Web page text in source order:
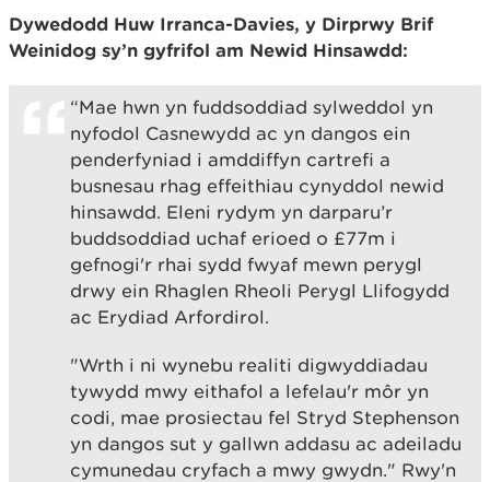
Dywedodd Huw Irranca-Davies, y Dirprwy Brif
Weinidog sy’n gyfrifol am Newid Hinsawdd:
“Mae hwn yn fuddsoddiad sylweddol yn
nyfodol Casnewydd ac yn dangos ein
penderfyniad i amddiffyn cartrefi a
busnesau rhag effeithiau cynyddol newid
hinsawdd. Eleni rydym yn darparu’r
buddsoddiad uchaf erioed o £77m i
gefnogi'r rhai sydd fwyaf mewn perygl
drwy ein Rhaglen Rheoli Perygl Llifogydd
ac Erydiad Arfordirol.
"Wrth i ni wynebu realiti digwyddiadau
tywydd mwy eithafol a lefelau'r môr yn
codi, mae prosiectau fel Stryd Stephenson
yn dangos sut y gallwn addasu ac adeiladu
cymunedau cryfach a mwy gwydn." Rwy'n